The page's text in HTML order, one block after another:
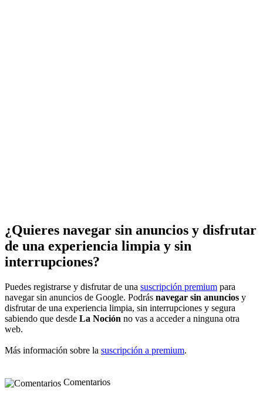
¿Quieres navegar sin anuncios y disfrutar
de una experiencia limpia y sin
interrupciones?
Puedes registrarse y disfrutar de una suscripción premium para
navegar sin anuncios de Google. Podrás navegar sin anuncios y
disfrutar de una experiencia limpia, sin interrupciones y segura
sabiendo que desde La Noción no vas a acceder a ninguna otra
web.
Más información sobre la suscripción a premium.
Comentarios